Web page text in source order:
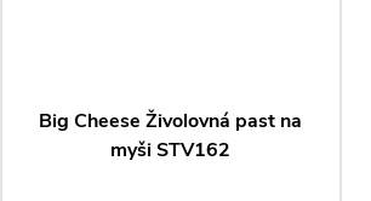
Big Cheese Živolovná past na
myši STV162